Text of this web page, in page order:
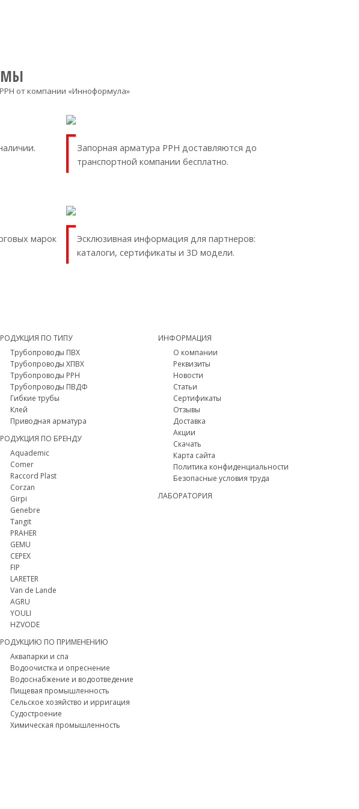
МЫ
от компании «Инноформула»
Запорная арматура PPH доставляются до
транспортной компании бесплатно.
марок
Эсклюзивная информация для партнеров:
каталоги, сертификаты и 3D модели.
ПО ТИПУ
Трубопроводы ПВХ
Трубопроводы ХПВХ
Трубопроводы PPH
Трубопроводы ПВДФ
Гибкие трубы
Клей
Приводная арматура
ПО БРЕНДУ
Aquademic
Comer
Raccord Plast
Corzan
Girpi
Genebre
Tangit
PRAHER
GEMU
CEPEX
FIP
LARETER
Van de Lande
AGRU
YOULI
HZVODE
ПО ПРИМЕНЕНИЮ
Аквапарки и спа
Водоочистка и опреснение
Водоснабжение и водоотведение
Пищевая промышленность
Сельское хозяйство и ирригация
Судостроение
Химическая промышленность
ИНФОРМАЦИЯ
О компании
Реквизиты
Новости
Статьи
Сертификаты
Отзывы
Доставка
Акции
Скачать
Карта сайта
Политика конфиденциальности
Безопасные условия труда
ЛАБОРАТОРИЯ